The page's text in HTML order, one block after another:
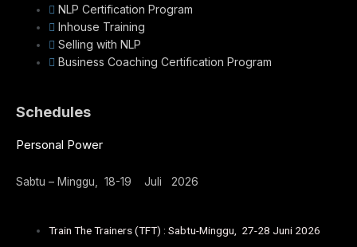
NLP Certification Program
Inhouse Training
Selling with NLP
Business Coaching Certification Program
Schedules
Personal Power
Sabtu – Minggu, 18-19 Juli 2026
Train The Trainers (TFT) : Sabtu-Minggu, 27-28 Juni 2026